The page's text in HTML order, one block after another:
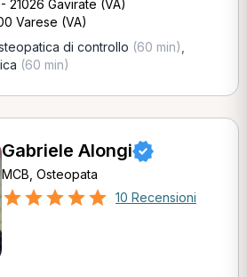
21026 Gavirate (VA)
Varese (VA)
di controllo (60 min)
(60 min)
Gabriele Alongi
MCB, Osteopata
10 Recensioni